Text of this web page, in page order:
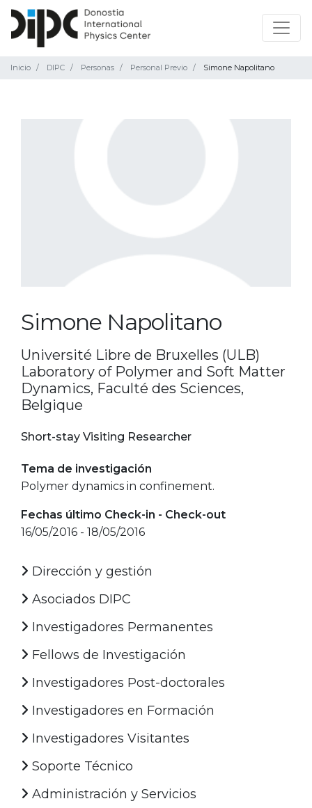
Inicio DIPC Personas Personal Previo Simone Napolitano
Simone Napolitano
Université Libre de Bruxelles (ULB)
Laboratory of Polymer and Soft Matter
Dynamics, Faculté des Sciences,
Belgique
Short-stay Visiting Researcher
Tema de investigación
Polymer dynamics in confinement.
Fechas último Check-in - Check-out
16/05/2016 - 18/05/2016
Dirección y gestión
Asociados DIPC
Investigadores Permanentes
Fellows de Investigación
Investigadores Post-doctorales
Investigadores en Formación
Investigadores Visitantes
Soporte Técnico
Administración y Servicios